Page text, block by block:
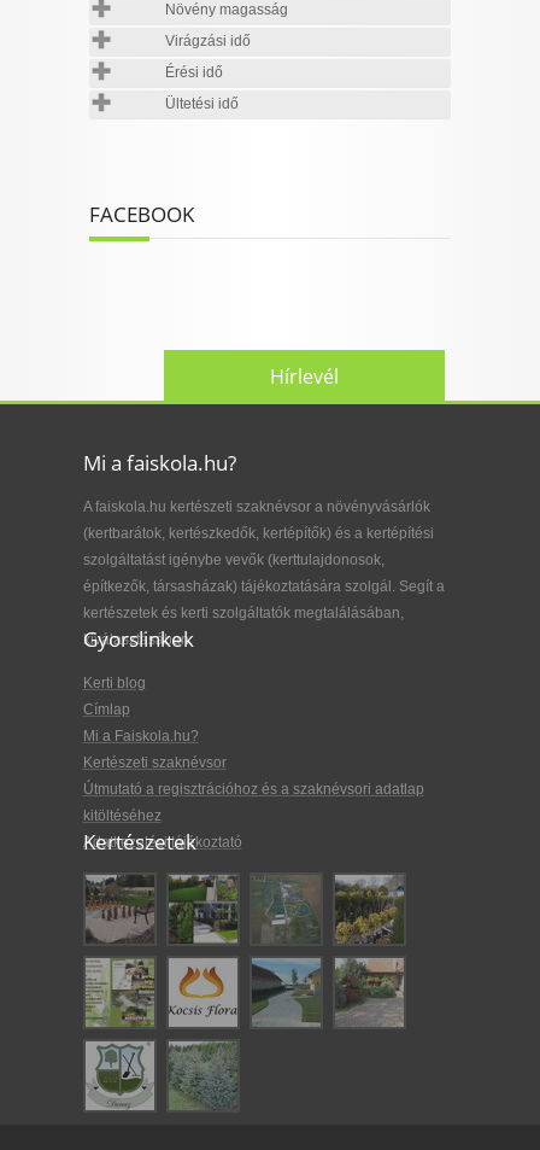
Növény magasság
Virágzási idő
Érési idő
Ültetési idő
FACEBOOK
Hírlevél
Mi a faiskola.hu?
A faiskola.hu kertészeti szaknévsor a növényvásárlók
(kertbarátok, kertészkedők, kertépítők) és a kertépítési
szolgáltatást igénybe vevők (kerttulajdonosok,
építkezők, társasházak) tájékoztatására szolgál. Segít a
kertészetek és kerti szolgáltatók megtalálásában,
kiválasztásában.
Gyorslinkek
Kerti blog
Címlap
Mi a Faiskola.hu?
Kertészeti szaknévsor
Útmutató a regisztrációhoz és a szaknévsori adatlap
kitöltéséhez
Adatkezelési tájékoztató
Kertészetek